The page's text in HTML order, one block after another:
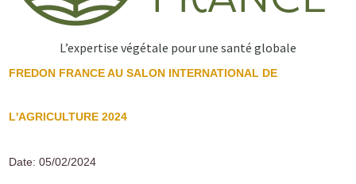
L’expertise végétale pour une santé globale
FREDON FRANCE AU SALON INTERNATIONAL DE
L'AGRICULTURE 2024
Date: 05/02/2024